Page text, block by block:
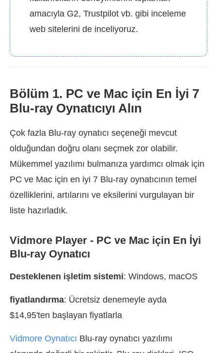
amacıyla G2, Trustpilot vb. gibi inceleme
web sitelerini de inceliyoruz.
Bölüm 1. PC ve Mac için En İyi 7
Blu-ray Oynatıcıyı Alın
Çok fazla Blu-ray oynatıcı seçeneği mevcut
olduğundan doğru olanı seçmek zor olabilir.
Mükemmel yazılımı bulmanıza yardımcı olmak için
PC ve Mac için en iyi 7 Blu-ray oynatıcının temel
özelliklerini, artılarını ve eksilerini vurgulayan bir
liste hazırladık.
Vidmore Player - PC ve Mac için En İyi
Blu-ray Oynatıcı
Desteklenen işletim sistemi: Windows, macOS
fiyatlandırma: Ücretsiz denemeyle ayda
$14,95'ten başlayan fiyatlarla
Vidmore Oynatıcı Blu-ray oynatıcı yazılımı